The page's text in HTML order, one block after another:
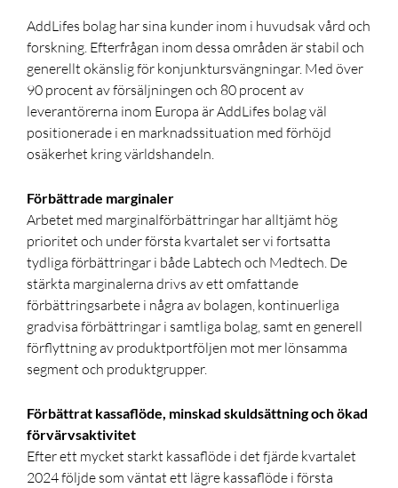
AddLifes bolag har sina kunder inom i huvudsak vård och
forskning. Efterfrågan inom dessa områden är stabil och
generellt okänslig för konjunktursvängningar. Med över
90 procent av försäljningen och 80 procent av
leverantörerna inom Europa är AddLifes bolag väl
positionerade i en marknadssituation med förhöjd
osäkerhet kring världshandeln.
Förbättrade marginaler
Arbetet med marginalförbättringar har alltjämt hög
prioritet och under första kvartalet ser vi fortsatta
tydliga förbättringar i både Labtech och Medtech. De
stärkta marginalerna drivs av ett omfattande
förbättringsarbete i några av bolagen, kontinuerliga
gradvisa förbättringar i samtliga bolag, samt en generell
förflyttning av produktportföljen mot mer lönsamma
segment och produktgrupper.
Förbättrat kassaflöde, minskad skuldsättning och ökad
förvärvsaktivitet
Efter ett mycket starkt kassaflöde i det fjärde kvartalet
2024 följde som väntat ett lägre kassaflöde i första